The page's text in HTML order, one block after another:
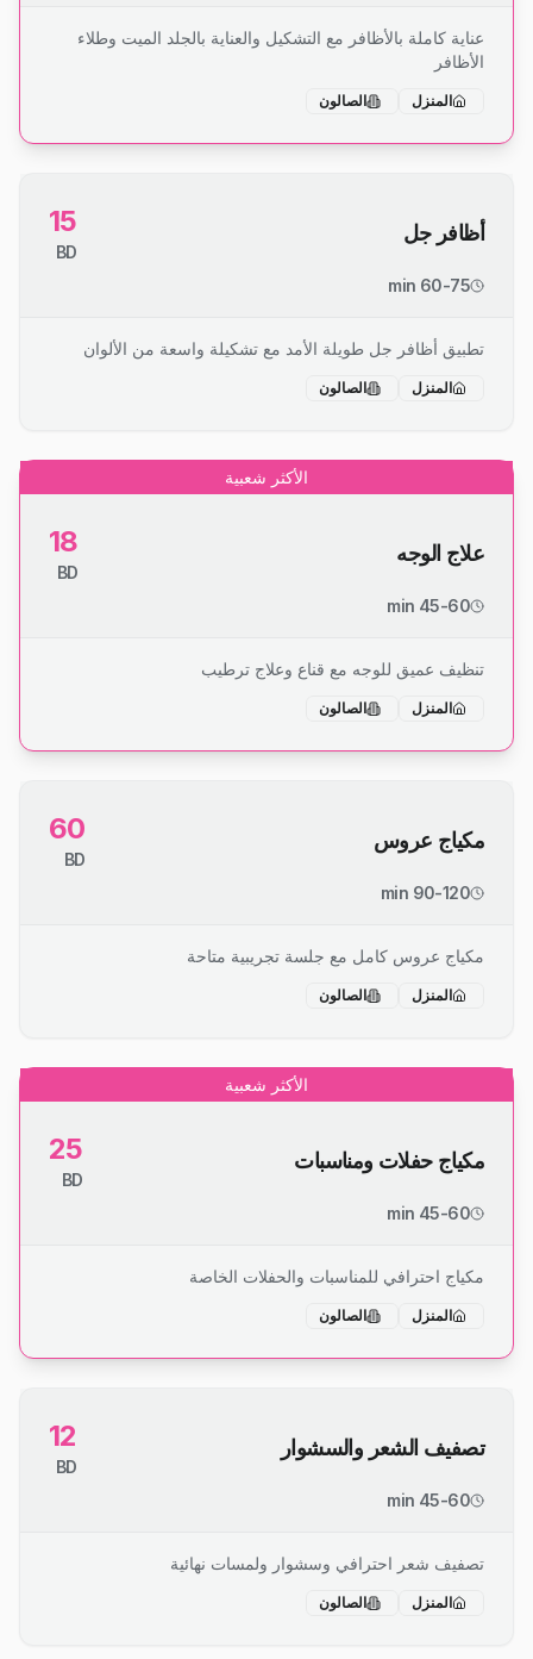
عناية كاملة بالأظافر مع التشكيل والعناية بالجلد الميت وطلاء
الأظافر
المنزل الصالون
أظافر جل 15
BD
60-75 min
تطبيق أظافر جل طويلة الأمد مع تشكيلة واسعة من الألوان
المنزل الصالون
الأكثر شعبية
علاج الوجه 18
BD
45-60 min
تنظيف عميق للوجه مع قناع وعلاج ترطيب
المنزل الصالون
مكياج عروس 60
BD
90-120 min
مكياج عروس كامل مع جلسة تجريبية متاحة
المنزل الصالون
الأكثر شعبية
مكياج حفلات ومناسبات 25
BD
45-60 min
مكياج احترافي للمناسبات والحفلات الخاصة
المنزل الصالون
تصفيف الشعر والسشوار 12
BD
45-60 min
تصفيف شعر احترافي وسشوار ولمسات نهائية
المنزل الصالون